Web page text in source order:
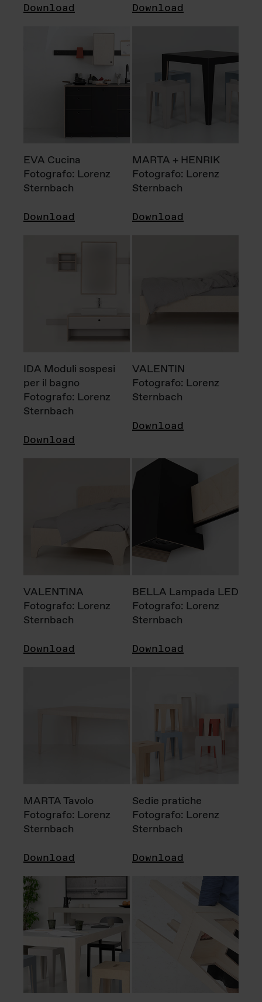
Download Download
EVA Cucina
Fotografo: Lorenz
Sternbach
Download
MARTA + HENRIK
Fotografo: Lorenz
Sternbach
Download
IDA Moduli sospesi
per il bagno
Fotografo: Lorenz
Sternbach
Download
VALENTIN
Fotografo: Lorenz
Sternbach
Download
VALENTINA
Fotografo: Lorenz
Sternbach
Download
BELLA Lampada LED
Fotografo: Lorenz
Sternbach
Download
MARTA Tavolo
Fotografo: Lorenz
Sternbach
Download
Sedie pratiche
Fotografo: Lorenz
Sternbach
Download